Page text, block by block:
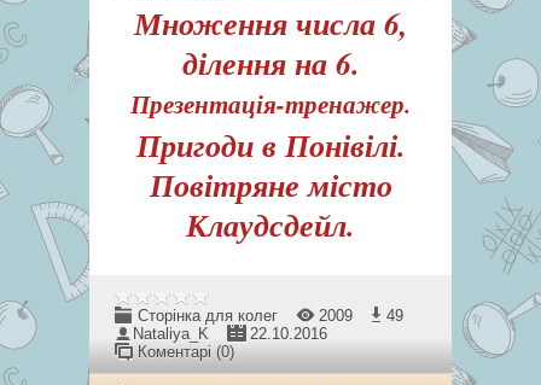
Множення числа 6,
ділення на 6.
Презентація-тренажер.
Пригоди в Понівілі.
Повітряне місто
Клаудсдейл.
Сторінка для колег 2009
49
Nataliya_K
22.10.2016
Коментарі (0)